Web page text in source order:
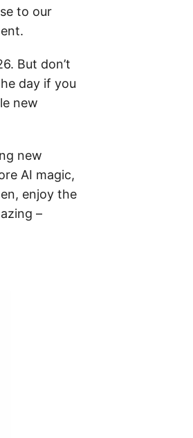
to our
But don’t
day if you
new
new
AI magic,
enjoy the
–